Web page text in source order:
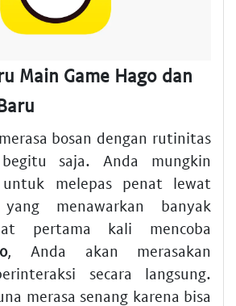
Main Game Hago dan
bosan dengan rutinitas
saja. Anda mungkin
melepas penat lewat
menawarkan banyak
pertama kali mencoba
, Anda akan merasakan
secara langsung.
merasa senang karena bisa